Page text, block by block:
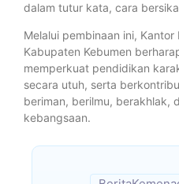
dalam tutur kata, cara
Melalui pembinaan ini, Kantor
Kabupaten Kebumen
memperkuat pendidikan
secara utuh, serta
beriman, berilmu, berakhlak,
kebangsaan.